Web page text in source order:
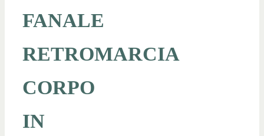
FANALE
RETROMARCIA
CORPO
IN